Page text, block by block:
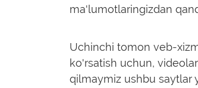
ma'lumotlaringizdan
Uchinchi tomon veb-
ko'rsatish uchun,
qilmaymiz ushbu saytlar